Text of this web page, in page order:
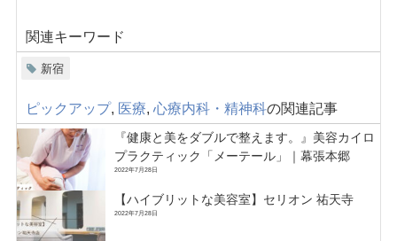
関連キーワード
新宿
ピックアップ, 医療, 心療内科・精神科の関連記事
『健康と美をダブルで整えます。』美容カイロ
プラクティック「メーテール」｜幕張本郷
2022年7月28日
【ハイブリットな美容室】セリオン 祐天寺
2022年7月28日